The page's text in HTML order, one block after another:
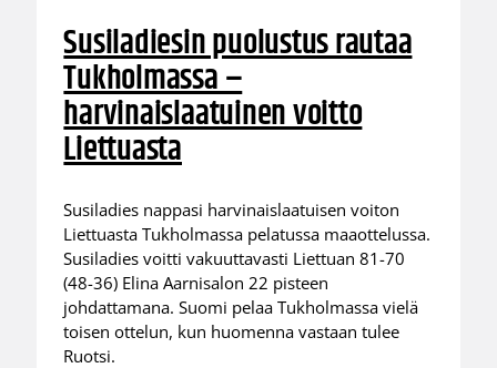
Susiladiesin puolustus rautaa
Tukholmassa –
harvinaislaatuinen voitto
Liettuasta
Susiladies nappasi harvinaislaatuisen voiton
Liettuasta Tukholmassa pelatussa maaottelussa.
Susiladies voitti vakuuttavasti Liettuan 81-70
(48-36) Elina Aarnisalon 22 pisteen
johdattamana. Suomi pelaa Tukholmassa vielä
toisen ottelun, kun huomenna vastaan tulee
Ruotsi.